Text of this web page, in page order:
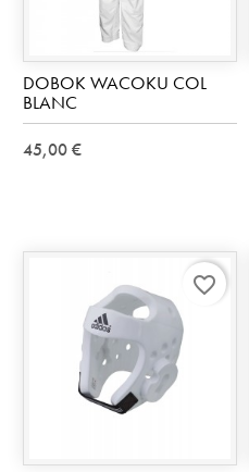
DOBOK WACOKU COL
BLANC
45,00 €
favorite_border